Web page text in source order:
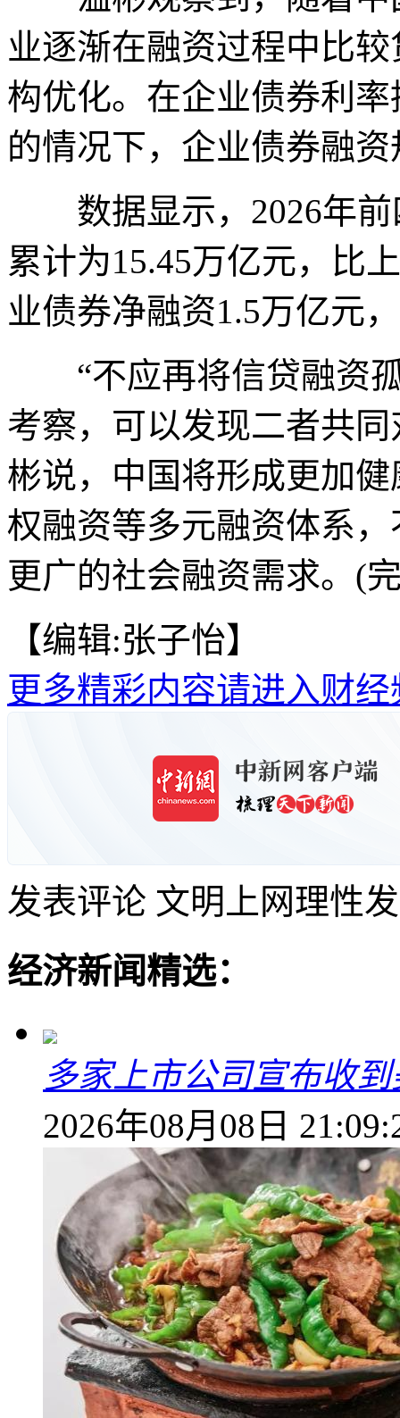
业逐渐在融资过程中比
构优化。在企业债券利
的情况下，企业债券融
数据显示，2026年前
累计为15.45万亿元，比
业债券净融资1.5万亿元
“不应再将信贷融资孤
考察，可以发现二者共
彬说，中国将形成更加
权融资等多元融资体系
更广的社会融资需求。(
【编辑:张子怡】
更多精彩内容请进入财经
发表评论 文明上网理性
经济新闻精选：
多家上市公司宣布收
2026年08月08日